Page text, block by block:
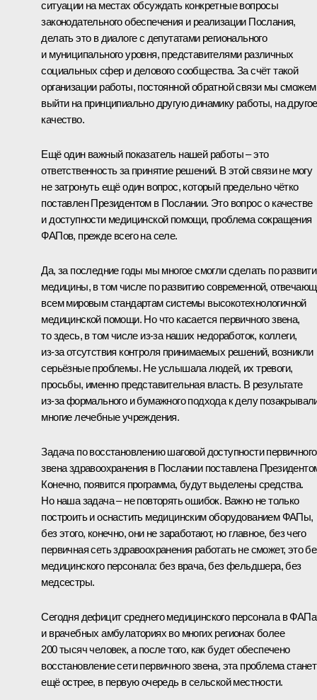
ситуации на местах обсуждать конкретные вопросы
законодательного обеспечения и реализации Послания,
делать это в диалоге с депутатами регионального
и муниципального уровня, представителями различных
социальных сфер и делового сообщества. За счёт такой
организации работы, постоянной обратной связи мы сможем
выйти на принципиально другую динамику работы, на другое
качество.
Ещё один важный показатель нашей работы – это
ответственность за принятие решений. В этой связи не могу
не затронуть ещё один вопрос, который предельно чётко
поставлен Президентом в Послании. Это вопрос о качестве
и доступности медицинской помощи, проблема сокращения
ФАПов, прежде всего на селе.
Да, за последние годы мы многое смогли сделать по
медицины, в том числе по развитию современной,
всем мировым стандартам системы высокотехнологичной
медицинской помощи. Но что касается первичного звена,
то здесь, в том числе из‑за наших недоработок, коллеги,
из‑за отсутствия контроля принимаемых решений, возникли
серьёзные проблемы. Не услышала людей, их тревоги,
просьбы, именно представительная власть. В результате
из‑за формального и бумажного подхода к делу
многие лечебные учреждения.
Задача по восстановлению шаговой доступности первичного
звена здравоохранения в Послании поставлена
Конечно, появится программа, будут выделены средства.
Но наша задача – не повторять ошибок. Важно не только
построить и оснастить медицинским оборудованием ФАПы,
без этого, конечно, они не заработают, но главное, без чего
первичная сеть здравоохранения работать не сможет, это
медицинского персонала: без врача, без фельдшера, без
медсестры.
Сегодня дефицит среднего медицинского персонала в
и врачебных амбулаториях во многих регионах более
200 тысяч человек, а после того, как будет обеспечено
восстановление сети первичного звена, эта проблема станет
ещё острее, в первую очередь в сельской местности.